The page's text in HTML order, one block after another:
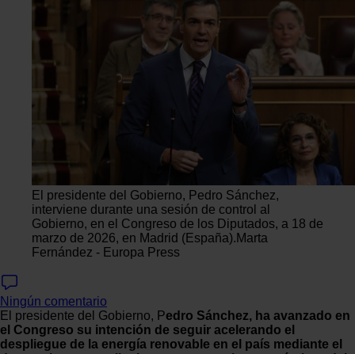
El presidente del Gobierno, Pedro Sánchez,
interviene durante una sesión de control al
Gobierno, en el Congreso de los Diputados, a 18 de
marzo de 2026, en Madrid (España). Marta
Fernández - Europa Press
Ningún comentario
El presidente del Gobierno, Pedro Sánchez, ha avanzado en
el Congreso su intención de seguir acelerando el
despliegue de la energía renovable en el país mediante el